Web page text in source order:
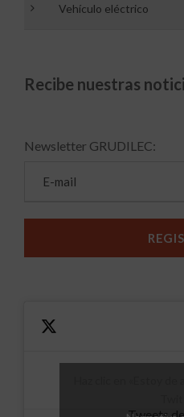
Vehículo eléctrico
Recibe nuestras
Newsletter GRUDILEC: